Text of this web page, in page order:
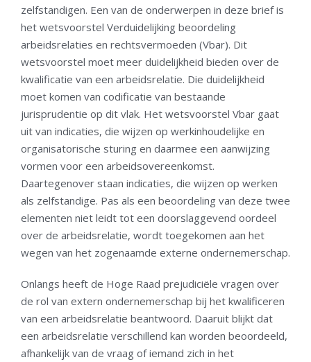
zelfstandigen. Een van de onderwerpen in deze brief is
het wetsvoorstel Verduidelijking beoordeling
arbeidsrelaties en rechtsvermoeden (Vbar). Dit
wetsvoorstel moet meer duidelijkheid bieden over de
kwalificatie van een arbeidsrelatie. Die duidelijkheid
moet komen van codificatie van bestaande
jurisprudentie op dit vlak. Het wetsvoorstel Vbar gaat
uit van indicaties, die wijzen op werkinhoudelijke en
organisatorische sturing en daarmee een aanwijzing
vormen voor een arbeidsovereenkomst.
Daartegenover staan indicaties, die wijzen op werken
als zelfstandige. Pas als een beoordeling van deze twee
elementen niet leidt tot een doorslaggevend oordeel
over de arbeidsrelatie, wordt toegekomen aan het
wegen van het zogenaamde externe ondernemerschap.
Onlangs heeft de Hoge Raad prejudiciële vragen over
de rol van extern ondernemerschap bij het kwalificeren
van een arbeidsrelatie beantwoord. Daaruit blijkt dat
een arbeidsrelatie verschillend kan worden beoordeeld,
afhankelijk van de vraag of iemand zich in het